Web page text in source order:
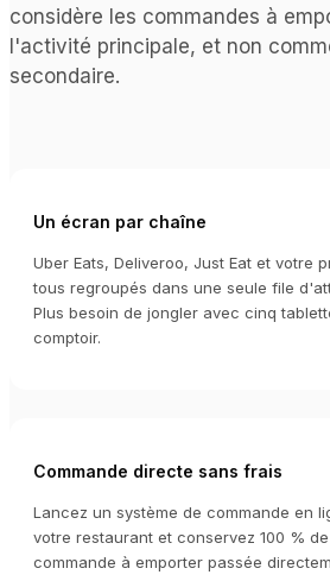
considère les commandes à
l'activité principale, et non
secondaire.
Un écran par chaîne
Uber Eats, Deliveroo, Just Eat et votre
tous regroupés dans une seule file
Plus besoin de jongler avec cinq
comptoir.
Commande directe sans frais
Lancez un système de commande en
votre restaurant et conservez 100 %
commande à emporter passée